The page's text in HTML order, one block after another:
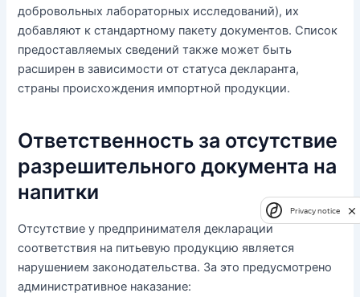
добровольных лабораторных исследований), их
добавляют к стандартному пакету документов. Список
предоставляемых сведений также может быть
расширен в зависимости от статуса декларанта,
страны происхождения импортной продукции.
Ответственность за отсутствие
разрешительного документа на
напитки
Отсутствие у предпринимателя декларации
соответствия на питьевую продукцию является
нарушением законодательства. За это предусмотрено
административное наказание:
Privacy notice